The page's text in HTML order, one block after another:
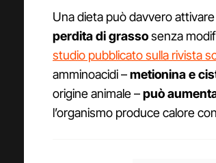
Una dieta può davvero
perdita di grassosenza
studio pubblicato sulla rivista
amminoacidi –metionina e
origine animale –può
l’organismo produce calore